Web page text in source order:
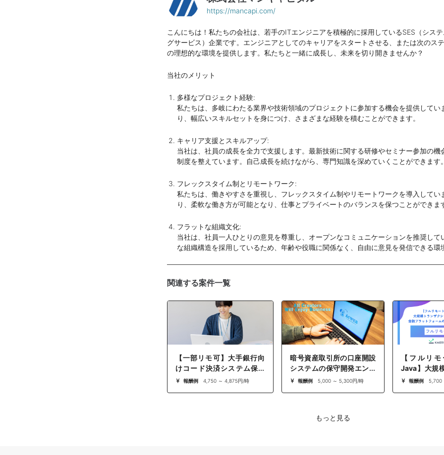
https://mancapi.com/
こんにちは！私たちの会社は、若手のITエンジニアを積極的に採用しているSES（シス
グサービス）企業です。エンジニアとしてのキャリアをスタートさせる、または次のス
の理想的な環境を提供します。私たちと一緒に成長し、未来を切り開きませんか？
当社のメリット
多様なプロジェクト経験:
私たちは、多岐にわたる業界や技術領域のプロジェクトに参加する機会を提供してい
り、幅広いスキルセットを身につけ、さまざまな経験を積むことができます。
キャリア支援とスキルアップ:
当社は、社員の成長を全力で支援します。最新技術に関する研修やセミナー参加の機
制度を整えています。自己成長を続けながら、専門知識を深めていくことができます。
フレックスタイム制とリモートワーク:
私たちは、働きやすさを重視し、フレックスタイム制やリモートワークを導入してい
り、柔軟な働き方が可能となり、仕事とプライベートのバランスを保つことができま
フラットな組織文化:
当社は、社員一人ひとりの意見を尊重し、オープンなコミュニケーションを推奨して
な組織構造を採用しているため、年齢や役職に関係なく、自由に意見を発信できる環
関連する案件一覧
【一部リモ可】大手銀行向
けコード決済システム保守
運用・データ分析基盤支援
報酬例 4,750 ～ 4,875円/時
暗号資産取引所の口座開設
システムの保守開発エンジ
ニア募集
報酬例 5,000 ～ 5,300円/時
【フルリ
Java】大規
ョンを捌く
報酬例 5,700
もっと見る